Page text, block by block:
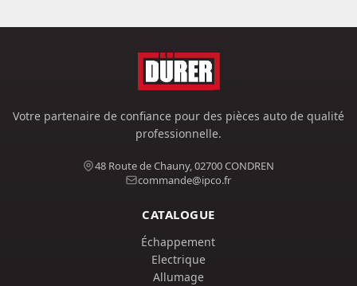
Votre partenaire de confiance pour des pièces auto de qualité
professionnelle.
48 Route de Chauny, 02700 CONDREN
commande@ipco.fr
CATALOGUE
Échappement
Electrique
Allumage